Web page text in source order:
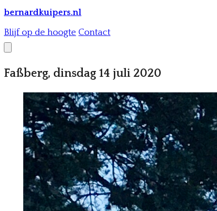
bernardkuipers.nl
Blijf op de hoogte Contact
Faßberg, dinsdag 14 juli 2020